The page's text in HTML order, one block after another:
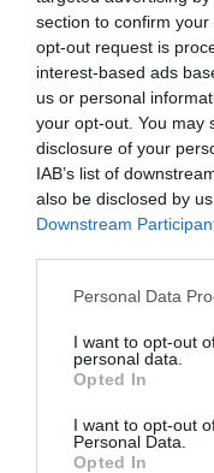
section to confirm
opt-out request is
interest-based ads
us or personal
your opt-out. You may
disclosure of your
IAB’s list of
also be disclosed by
Downstream
Personal Data
I want to opt-out
personal data.
Opted In
I want to opt-out
Personal Data.
Opted In
ΚΙΝΗΜΑΤΟΓΡΑΦΟΣ
ΣΙΝΕΦΙΛ
Newsletter
Κάθε βδομάδα στο
την Τέχνη και τον